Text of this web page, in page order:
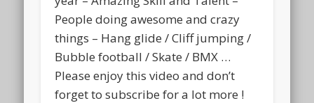
People doing awesome and crazy
things – Hang glide / Cliff jumping /
Bubble football / Skate / BMX …
Please enjoy this video and don’t
forget to subscribe for a lot more !